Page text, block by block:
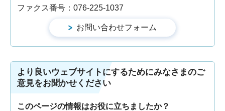
ファクス番号：076-225-1037
より良いウェブサイトにするためにみなさまのご
意見をお聞かせください
このページの情報はお役に立ちましたか？